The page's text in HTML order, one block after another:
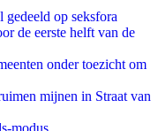
op seksfora
de eerste helft van de
onder toezicht om
mijnen in Straat van
modus